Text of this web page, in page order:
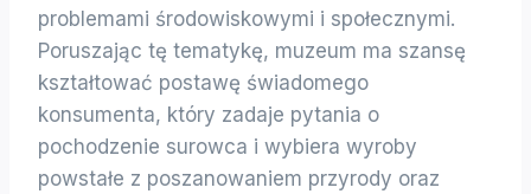
problemami środowiskowymi i społecznymi.
Poruszając tę tematykę, muzeum ma szansę
kształtować postawę świadomego
konsumenta, który zadaje pytania o
pochodzenie surowca i wybiera wyroby
powstałe z poszanowaniem przyrody oraz